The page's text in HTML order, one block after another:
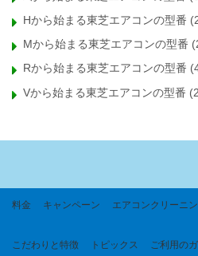
Hから始まる東芝エアコンの型番
Mから始まる東芝エアコンの型番
Rから始まる東芝エアコンの型番
Vから始まる東芝エアコンの型番
料金 キャンペーン エアコンクリーニ
こだわりと特徴 トピックス ご利用の